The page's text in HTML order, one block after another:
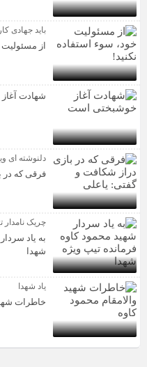
باید جهادی
از
شهادت
دلنوشته ای
فرقی که در
چریک نامدار
به یاد
شهدا
یاد شهدا
خاطرات